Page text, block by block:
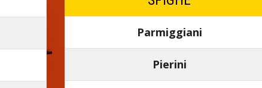
Parmiggiani
Pierini